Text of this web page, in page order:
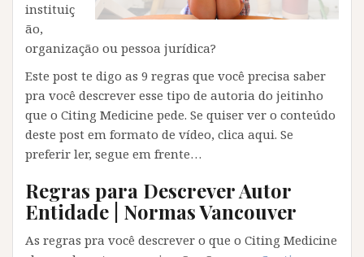
instituiç
ão,
organização ou pessoa jurídica?
Este post te digo as 9 regras que você precisa saber
pra você descrever esse tipo de autoria do jeitinho
que o Citing Medicine pede. Se quiser ver o conteúdo
deste post em formato de vídeo, clica aqui. Se
preferir ler, segue em frente…
Regras para Descrever Autor
Entidade | Normas Vancouver
As regras pra você descrever o que o Citing Medicine